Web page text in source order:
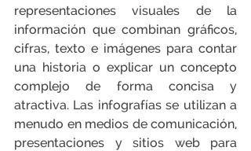
representaciones visuales de la
información que combinan gráficos,
cifras, texto e imágenes para contar
una historia o explicar un concepto
complejo de forma concisa y
atractiva. Las infografías se utilizan a
menudo en medios de comunicación,
presentaciones y sitios web para